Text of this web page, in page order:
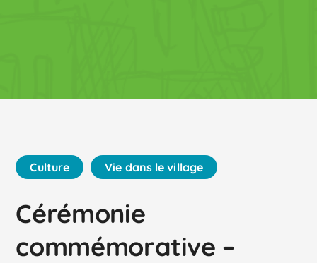
Culture Vie dans le village
Cérémonie
commémorative –